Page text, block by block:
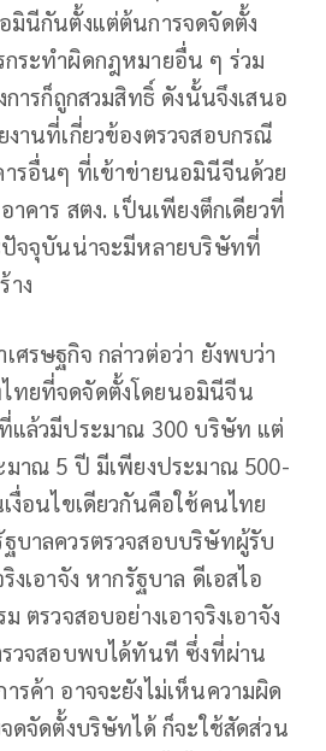
มินีกันตั้งแต่ต้นการจดจัดตั้ง
ระทำผิดกฎหมายอื่น ๆ ร่วม
การก็ถูกสวมสิทธิ์ ดังนั้นจึงเสนอ
านที่เกี่ยวข้องตรวจสอบกรณี
รอื่นๆ ที่เข้าข่ายนอมินีจีนด้วย
คาร สตง. เป็นเพียงตึกเดียวที่
ปัจจุบันน่าจะมีหลายบริษัทที่
าง
รษฐกิจ กล่าวต่อว่า ยังพบว่า
ทยที่จดจัดตั้งโดยนอมินีจีน
แล้วมีประมาณ 300 บริษัท แต่
าณ 5 ปี มีเพียงประมาณ 500-
งื่อนไขเดียวกันคือใช้คนไทย
บาลควรตรวจสอบบริษัทผู้รับ
งเอาจัง หากรัฐบาล ดีเอสไอ
ตรวจสอบอย่างเอาจริงเอาจัง
รวจสอบพบได้ทันที ซึ่งที่ผ่าน
รค้า อาจจะยังไม่เห็นความผิด
ดจัดตั้งบริษัทได้ ก็จะใช้สัดส่วน